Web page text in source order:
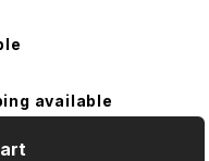
available